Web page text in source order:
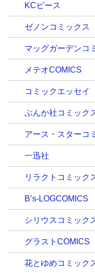
KCピース
ゼノンコミックス
マッグガーデンコ
メテオCOMICS
コミックエッセイ
ぶんか社コミック
アース・スターコ
一迅社
リラクトコミック
B’s-LOGCOMICS
シリウスコミック
グラストCOMICS
花とゆめコミック